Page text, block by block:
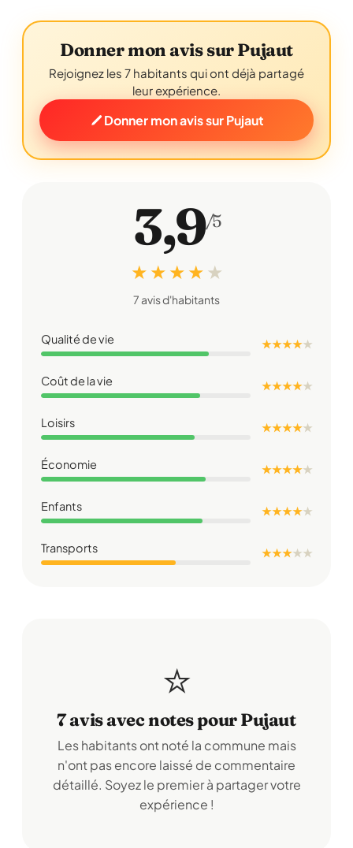
Donner mon avis sur Pujaut
Rejoignez les 7 habitants qui ont déjà partagé
leur expérience.
Donner mon avis sur Pujaut
3,9/5
★ ★ ★ ★ ★
7 avis d'habitants
Qualité de vie ★ ★ ★ ★★
Coût de la vie ★ ★ ★ ★★
Loisirs ★ ★ ★ ★★
Économie ★ ★ ★ ★★
Enfants ★ ★ ★ ★★
Transports ★ ★ ★★★
⭐
7 avis avec notes pour Pujaut
Les habitants ont noté la commune mais
n'ont pas encore laissé de commentaire
détaillé. Soyez le premier à partager votre
expérience !